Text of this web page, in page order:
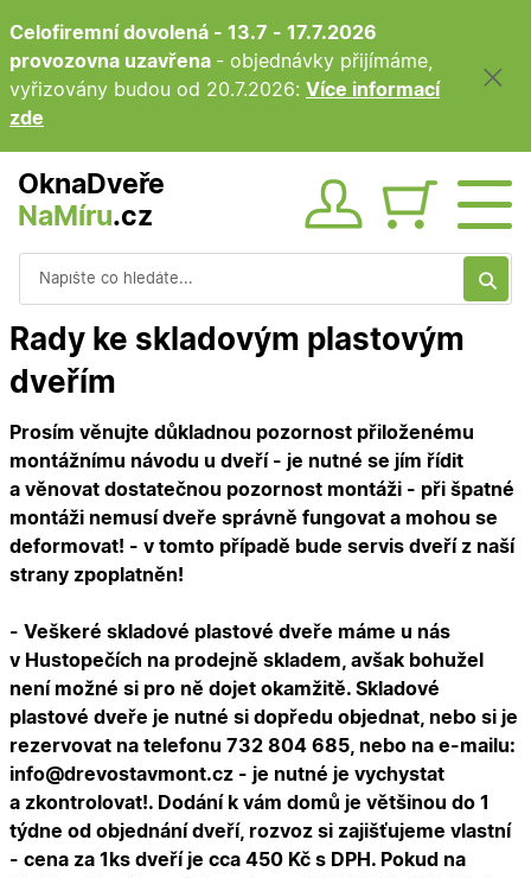
Celofiremní dovolená - 13.7 - 17.7.2026
provozovna uzavřena - objednávky přijímáme,
vyřizovány budou od 20.7.2026: Více informací
zde
OknaDveře
NaMíru.cz Obsah
Rady ke skladovým plastovým
dveřím
Prosím věnujte důkladnou pozornost přiloženému
montážnímu návodu u dveří - je nutné se jím řídit
a věnovat dostatečnou pozornost montáži - při špatné
montáži nemusí dveře správně fungovat a mohou se
deformovat! - v tomto případě bude servis dveří z naší
strany zpoplatněn!
- Veškeré skladové plastové dveře máme u nás
v Hustopečích na prodejně skladem, avšak bohužel
není možné si pro ně dojet okamžitě. Skladové
plastové dveře je nutné si dopředu objednat, nebo si je
rezervovat na telefonu 732 804 685, nebo na e-mailu:
info@drevostavmont.cz - je nutné je vychystat
a zkontrolovat!. Dodání k vám domů je většinou do 1
týdne od objednání dveří, rozvoz si zajišťujeme vlastní
- cena za 1ks dveří je cca 450 Kč s DPH. Pokud na